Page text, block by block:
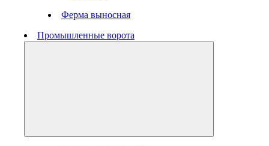
Ферма выносная
Промышленные ворота